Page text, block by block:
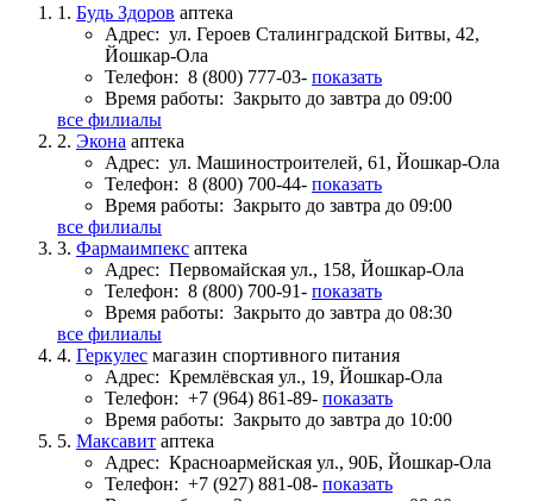
1. Будь Здоров аптека
Адрес: ул. Героев Сталинградской Битвы, 42,
Йошкар-Ола
Телефон: 8 (800) 777-03- показать
Время работы: Закрыто до завтра до 09:00
все филиалы
2. Экона аптека
Адрес: ул. Машиностроителей, 61, Йошкар-Ола
Телефон: 8 (800) 700-44- показать
Время работы: Закрыто до завтра до 09:00
все филиалы
3. Фармаимпекс аптека
Адрес: Первомайская ул., 158, Йошкар-Ола
Телефон: 8 (800) 700-91- показать
Время работы: Закрыто до завтра до 08:30
все филиалы
4. Геркулес магазин спортивного питания
Адрес: Кремлёвская ул., 19, Йошкар-Ола
Телефон: +7 (964) 861-89- показать
Время работы: Закрыто до завтра до 10:00
5. Максавит аптека
Адрес: Красноармейская ул., 90Б, Йошкар-Ола
Телефон: +7 (927) 881-08- показать